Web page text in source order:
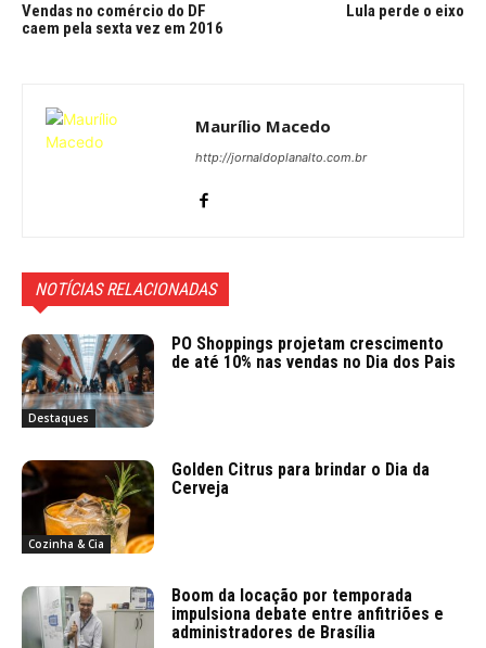
Vendas no comércio do DF
caem pela sexta vez em 2016
Lula perde o eixo
Maurílio Macedo
http://jornaldoplanalto.com.br
NOTÍCIAS RELACIONADAS
Destaques
PO Shoppings projetam crescimento
de até 10% nas vendas no Dia dos Pais
Cozinha & Cia
Golden Citrus para brindar o Dia da
Cerveja
Boom da locação por temporada
impulsiona debate entre anfitriões e
administradores de Brasília